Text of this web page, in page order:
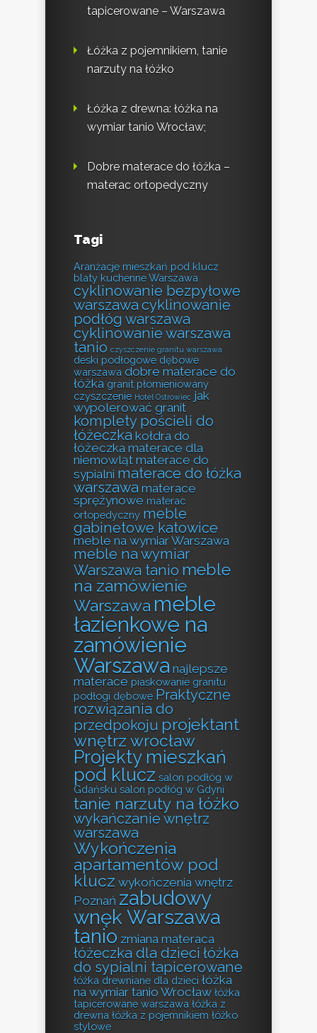
tapicerowane – Warszawa
Łóżka z pojemnikiem, tanie
narzuty na łóżko
Łóżka z drewna: łóżka na
wymiar tanio Wrocław;
Dobre materace do łóżka –
materac ortopedyczny
Tagi
Aranżacje mieszkań pod klucz
blaty kuchenne Warszawa
cyklinowanie bezpyłowe
warszawa cyklinowanie
podłóg warszawa
cyklinowanie warszawa
tanio czyszczenie granitu warszawa
deski podłogowe dębowe
warszawa dobre materace do
łóżka granit płomieniowany
czyszczenie Hotel Ostrowiec jak
wypolerować granit
komplety pościeli do
łóżeczka kołdra do
łóżeczka materace dla
niemowląt materace do
sypialni materace do łóżka
warszawa materace
sprężynowe materac
ortopedyczny meble
gabinetowe katowice
meble na wymiar Warszawa
meble na wymiar
Warszawa tanio meble
na zamówienie
Warszawa meble
łazienkowe na
zamówienie
Warszawa najlepsze
materace piaskowanie granitu
podłogi dębowe Praktyczne
rozwiązania do
przedpokoju projektant
wnętrz wrocław
Projekty mieszkań
pod klucz salon podłóg w
Gdańsku salon podłóg w Gdyni
tanie narzuty na łóżko
wykańczanie wnętrz
warszawa
Wykończenia
apartamentów pod
klucz wykończenia wnętrz
Poznań zabudowy
wnęk Warszawa
tanio zmiana materaca
łóżeczka dla dzieci łóżka
do sypialni tapicerowane
łóżka drewniane dla dzieci łóżka
na wymiar tanio Wrocław łóżka
tapicerowane warszawa łóżka z
drewna łóżka z pojemnikiem łóżko
stylowe